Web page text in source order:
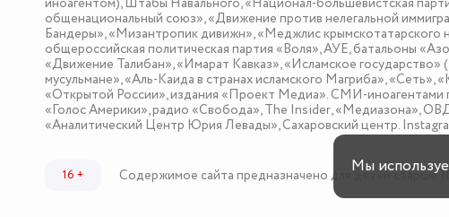
общенациональный союз», «Движение против нелегальной
Бандеры», «Мизантропик дивижн», «Меджлис
общероссийская политическая партия «Воля», АУЕ, батальоны
«Движение Талибан», «Имарат Кавказ», «Исламское
мусульмане», «Аль-Каида в странах исламского Магриба»,
«Открытой России», издания «Проект Медиа». СМИ-
«Голос Америки», радио «Свобода», The Insider, «Медиазона»,
«Аналитический Центр Юрия Левады», Сахаровский центр.
16 + Содержимое сайта предназначено для детей старше
Мы